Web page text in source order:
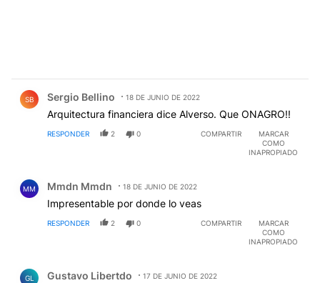
SB Sergio Bellino 18 DE JUNIO DE 2022
Arquitectura financiera dice Alverso. Que ONAGRO!!
RESPONDER 2 0 COMPARTIR
MARCAR
COMO
INAPROPIADO
MM Mmdn Mmdn 18 DE JUNIO DE 2022
Impresentable por donde lo veas
RESPONDER 2 0 COMPARTIR
MARCAR
COMO
INAPROPIADO
GL Gustavo Libertdo 17 DE JUNIO DE 2022